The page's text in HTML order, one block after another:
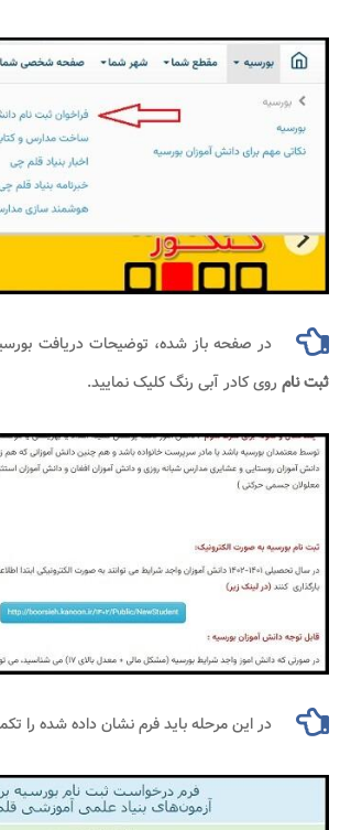
در صفحه باز شده، توضیحات دریافت
ثبت نام روی کادر آبی رنگ کلیک نمایید.
در این مرحله باید فرم نشان داده شده را